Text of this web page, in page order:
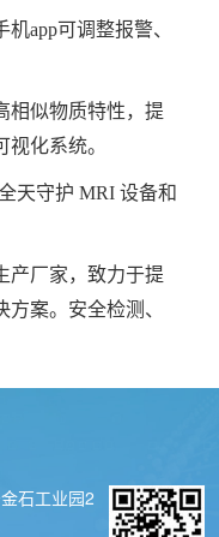
app可调整报警、
相似物质特性，提
化系统。
天守护 MRI 设备和
产厂家，致力于提
案。安全检测、
石工业园2